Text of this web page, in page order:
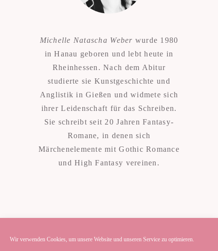
Wir verwenden Cookies, um unsere Website und unseren Service zu optimieren.
Michelle Natascha Weber wurde 1980
in Hanau geboren und lebt heute in
Rheinhessen. Nach dem Abitur
studierte sie Kunstgeschichte und
Anglistik in Gießen und widmete sich
ihrer Leidenschaft für das Schreiben.
Sie schreibt seit 20 Jahren Fantasy-
Romane, in denen sich
Märchenelemente mit Gothic Romance
und High Fantasy vereinen.